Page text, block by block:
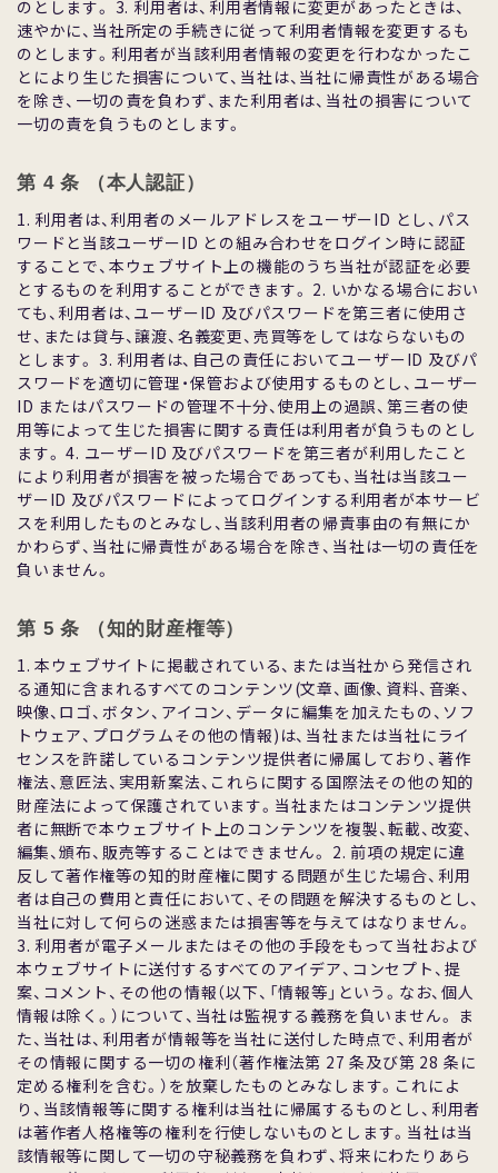
のとします。 3. 利⽤者は、利⽤者情報に変更があったときは、
速やかに、当社所定の⼿続きに従って利⽤者情報を変更するも
のとします。利⽤者が当該利⽤者情報の変更を⾏わなかったこ
とにより⽣じた損害について、当社は、当社に帰責性がある場合
を除き、⼀切の責を負わず、また利⽤者は、当社の損害について
⼀切の責を負うものとします。
第 4 条 （本⼈認証）
1. 利⽤者は、利⽤者のメールアドレスをユーザーID とし、パス
ワードと当該ユーザーID との組み合わせをログイン時に認証
することで、本ウェブサイト上の機能のうち当社が認証を必要
とするものを利⽤することができます。 2. いかなる場合におい
ても、利⽤者は、ユーザーID 及びパスワードを第三者に使⽤さ
せ、または貸与、譲渡、名義変更、売買等をしてはならないもの
とします。 3. 利⽤者は、⾃⼰の責任においてユーザーID 及びパ
スワードを適切に管理・保管および使⽤するものとし、ユーザー
ID またはパスワードの管理不⼗分、使⽤上の過誤、第三者の使
⽤等によって⽣じた損害に関する責任は利⽤者が負うものとし
ます。 4. ユーザーID 及びパスワードを第三者が利⽤したこと
により利⽤者が損害を被った場合であっても、当社は当該ユー
ザーID 及びパスワードによってログインする利⽤者が本サービ
スを利⽤したものとみなし、当該利⽤者の帰責事由の有無にか
かわらず、当社に帰責性がある場合を除き、当社は⼀切の責任を
負いません。
第 5 条 （知的財産権等）
1. 本ウェブサイトに掲載されている、または当社から発信され
る通知に含まれるすべてのコンテンツ(⽂章、画像、資料、⾳楽、
映像、ロゴ、ボタン、アイコン、データに編集を加えたもの、ソフ
トウェア、プログラムその他の情報)は、当社または当社にライ
センスを許諾しているコンテンツ提供者に帰属しており、著作
権法、意匠法、実⽤新案法、これらに関する国際法その他の知的
財産法によって保護されています。当社またはコンテンツ提供
者に無断で本ウェブサイト上のコンテンツを複製、転載、改変、
編集、頒布、販売等することはできません。 2. 前項の規定に違
反して著作権等の知的財産権に関する問題が⽣じた場合、利⽤
者は⾃⼰の費⽤と責任において、その問題を解決するものとし、
当社に対して何らの迷惑または損害等を与えてはなりません。
3. 利⽤者が電⼦メールまたはその他の⼿段をもって当社および
本ウェブサイトに送付するすべてのアイデア、コンセプト、提
案、コメント、その他の情報（以下、「情報等」という。なお、個⼈
情報は除く。）について、当社は監視する義務を負いません。 ま
た、当社は、利⽤者が情報等を当社に送付した時点で、利⽤者が
その情報に関する⼀切の権利（著作権法第 27 条及び第 28 条に
定める権利を含む。）を放棄したものとみなします。これによ
り、当該情報等に関する権利は当社に帰属するものとし、利⽤者
は著作者⼈格権等の権利を⾏使しないものとします。当社は当
該情報等に関して⼀切の守秘義務を負わず、将来にわたりあら